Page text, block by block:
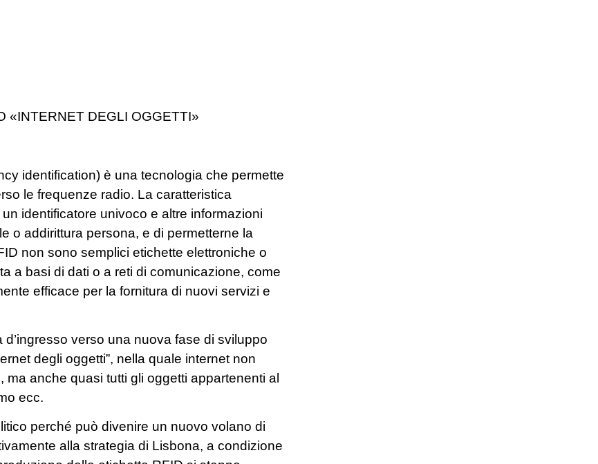
«INTERNET DEGLI OGGETTI»
identification) è una tecnologia che permette
le frequenze radio. La caratteristica
identificatore univoco e altre informazioni
o addirittura persona, e di permetterne la
non sono semplici etichette elettroniche o
a basi di dati o a reti di comunicazione, come
efficace per la fornitura di nuovi servizi e
verso una nuova fase di sviluppo
degli oggetti”, nella quale internet non
anche quasi tutti gli oggetti appartenenti al
ecc.
perché può divenire un nuovo volano di
alla strategia di Lisbona, a condizione